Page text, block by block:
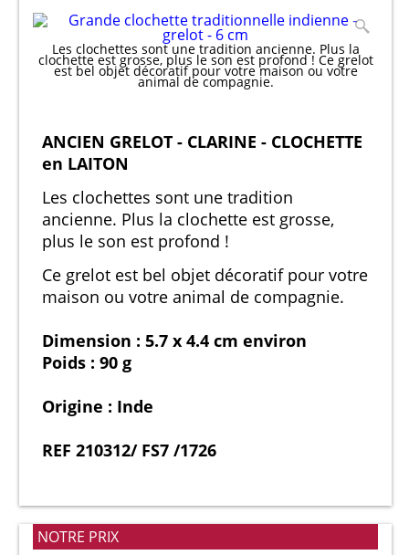
Les clochettes sont une tradition ancienne. Plus la
clochette est grosse, plus le son est profond ! Ce grelot
est bel objet décoratif pour votre maison ou votre
animal de compagnie.
ANCIEN GRELOT - CLARINE - CLOCHETTE
en LAITON
Les clochettes sont une tradition
ancienne. Plus la clochette est grosse,
plus le son est profond !
Ce grelot est bel objet décoratif pour votre
maison ou votre animal de compagnie.
Dimension : 5.7 x 4.4 cm environ
Poids : 90 g
Origine : Inde
REF 210312/ FS7 /1726
NOTRE PRIX